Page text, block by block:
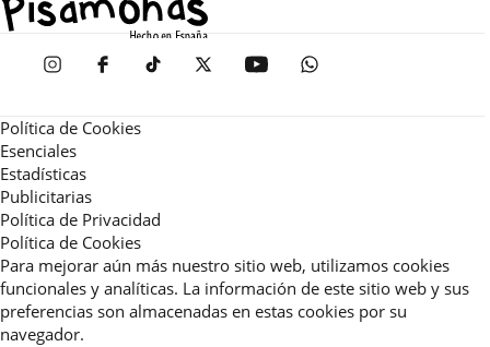
Política de Cookies
Esenciales
Estadísticas
Publicitarias
Política de Privacidad
Política de Cookies
Para mejorar aún más nuestro sitio web, utilizamos cookies
funcionales y analíticas. La información de este sitio web y sus
preferencias son almacenadas en estas cookies por su
navegador.